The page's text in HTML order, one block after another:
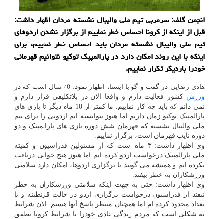
انجمن گلف: سرمربی تیم ملی والیبال نشسته مردان اظهار داشت:
قبل از اینكه از كرونا احساس خطر نماییم از برگزار نشدن اردوهای
تیم ملی والیبال نشسته مردان باید احساس خطر نماییم، برای
اینكه با این روند امكان دارد در پارالمپیك توكیو نتوانیم قهرمانی
خودرا باردیگر تكرار نماییم.
هادی رضایی در گفت و گو با ایسنا، اظهار نمود: 40 سال است که در
ورزش کشور فعالیت دارم و واقعا الان در بلاتکلیفی قرار دارم و
نمی دانم که باید چه کار نماییم. ما کمتر از 10 ماه دیگر تا بازی های
پارالمپیک توکیو زمان داریم اما هنوز نتوانسته ایم اردویی را برای تیم
ملی والیبال نشسته که قهرمان شش دوره بازی های پارالمپیک و دو
دوره نایب قهرمان است، برگزار نماییم.
وی اظهار داشت: ۳ ماه است که از مسئولین فدراسیون و کمیته
ملی پارالمپیک درخواست اردو کرده ایم اما هنوز هیچ جوابی دریافت
نکرده ایم و همیشه می گویند با برگزاری اردوها، امکان دارد سلامتی
ورزشکاران به خطر بیفتد.
وی اظهار داشت: حتی به جهت اینکه سلامتی ورزشکاران به خطر
نیفتد از فدراسیون درخواست برگزاری اردو در حالت قرنطینه و با
تعداد محدود کرده ام اما همچنان منتظر پاسخ آنها هستم. الان شرایط
به شکلی است که مردم زندگی عادی خودرا با شرایط کرونا تطبیق